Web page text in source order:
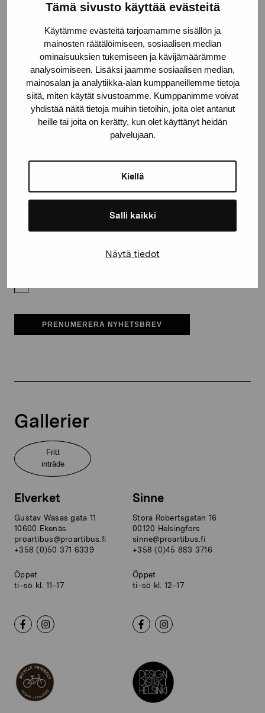
Tämä sivusto käyttää evästeitä
Käytämme evästeitä tarjoamamme sisällön ja
mainosten räätälöimiseen, sosiaalisen median
ominaisuuksien tukemiseen ja kävijämäärämme
analysoimiseen. Lisäksi jaamme sosiaalisen median,
mainosalan ja analytiikka-alan kumppaneillemme tietoja
siitä, miten käytät sivustoamme. Kumppanimme voivat
yhdistää näitä tietoja muihin tietoihin, joita olet antanut
heille tai joita on kerätty, kun olet käyttänyt heidän
palvelujaan.
Kiellä
Salli kaikki
Näytä tiedot
Håll dig uppdaterad om aktuella
utställningar och evenemang
Förnamn
E-postadress
PRENUMERERA NYHETSBREV
Gallerier
Fritt
inträde
Elverket
Gustav Wasas gata 11
10600 Ekenäs
proartibus@proartibus.fi
+358 (0)50 371 6339
Öppet
ti–sö kl. 11–17
Sinne
Stora Robertsgatan 16
00120 Helsingfors
sinne@proartibus.fi
+358 (0)45 883 3716
Öppet
ti–sö kl. 12–17